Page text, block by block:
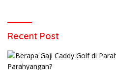
Recent Post